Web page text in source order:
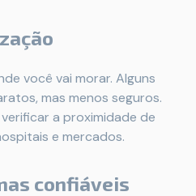
você vai morar. Alguns
mas menos seguros.
a proximidade de
e mercados.
confiáveis